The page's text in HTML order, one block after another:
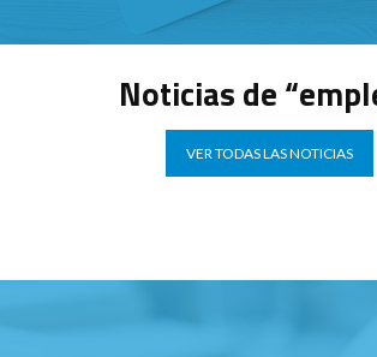
Noticias de
VER TODAS LAS NOTICIAS